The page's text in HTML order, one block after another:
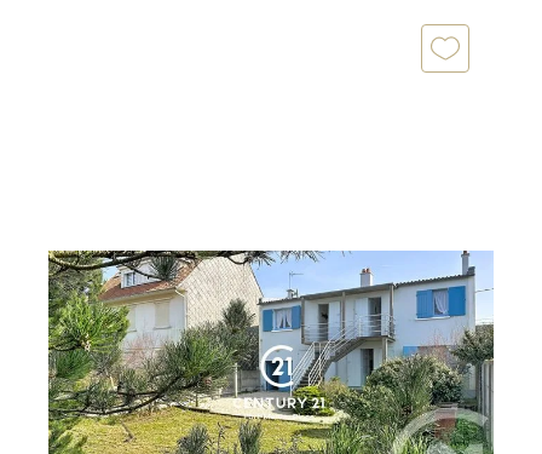
FORT MAHON PLAGE 80
123 m2, 10 pièces
Ref : 355
Maison à vendre
483 000 €